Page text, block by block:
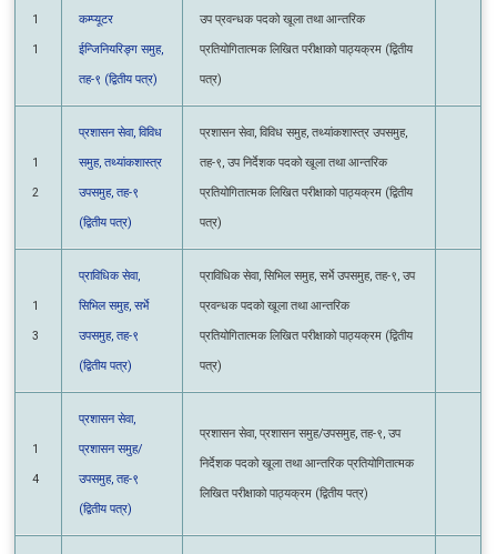
1 ईन्जिनियरिङ्ग समुह,
तह-९ (द्वितीय पत्र)
प्रतियोगितात्मक लिखित परीक्षाको पाठ्यक्रम (द्वितीय
पत्र)
2
प्रशासन सेवा, विविध
समुह, तथ्यांकशास्त्र
उपसमुह, तह-९
(द्वितीय पत्र)
प्रशासन सेवा, विविध समुह, तथ्यांकशास्त्र उपसमुह,
तह-९, उप निर्देशक पदको खूला तथा आन्तरिक
प्रतियोगितात्मक लिखित परीक्षाको पाठ्यक्रम (द्वितीय
पत्र)
3
प्राविधिक सेवा,
सिभिल समुह, सर्भे
उपसमुह, तह-९
(द्वितीय पत्र)
प्राविधिक सेवा, सिभिल समुह, सर्भे उपसमुह, तह-९,
उप प्रवन्धक पदको खूला तथा आन्तरिक
प्रतियोगितात्मक लिखित परीक्षाको पाठ्यक्रम (द्वितीय
पत्र)
4
प्रशासन सेवा,
प्रशासन समुह/
उपसमुह, तह-९
(द्वितीय पत्र)
निर्देशक पदको खूला तथा आन्तरिक प्रतियोगितात्मक
लिखित परीक्षाको पाठ्यक्रम (द्वितीय पत्र)
प्रशासन सेवा, लेखा प्रशासन सेवा, लेखा समुह, तह-९, उप निर्देशक पदको